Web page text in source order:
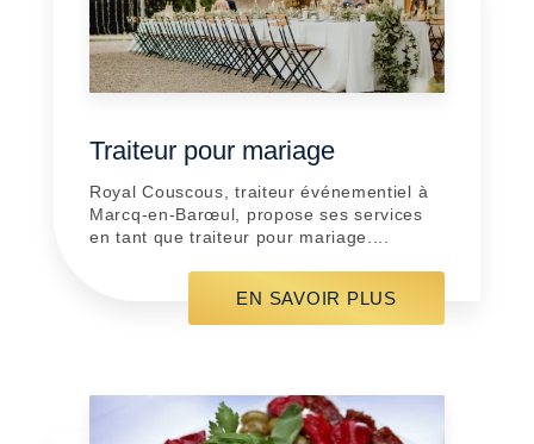
Traiteur pour mariage
Royal Couscous, traiteur événementiel à
Marcq-en-Barœul, propose ses services
en tant que traiteur pour mariage....
EN SAVOIR PLUS